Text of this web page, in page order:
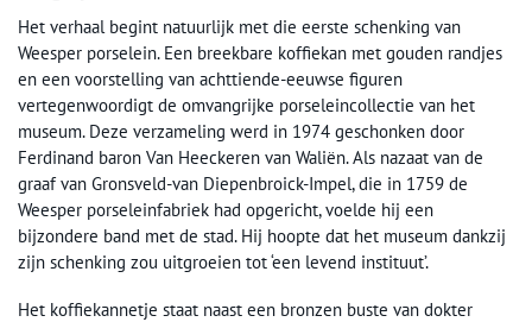
Het verhaal begint natuurlijk met die eerste schenking van
Weesper porselein. Een breekbare koffiekan met gouden randjes
en een voorstelling van achttiende-eeuwse figuren
vertegenwoordigt de omvangrijke porseleincollectie van het
museum. Deze verzameling werd in 1974 geschonken door
Ferdinand baron Van Heeckeren van Waliën. Als nazaat van de
graaf van Gronsveld-van Diepenbroick-Impel, die in 1759 de
Weesper porseleinfabriek had opgericht, voelde hij een
bijzondere band met de stad. Hij hoopte dat het museum dankzij
zijn schenking zou uitgroeien tot ‘een levend instituut’.
Het koffiekannetje staat naast een bronzen buste van dokter